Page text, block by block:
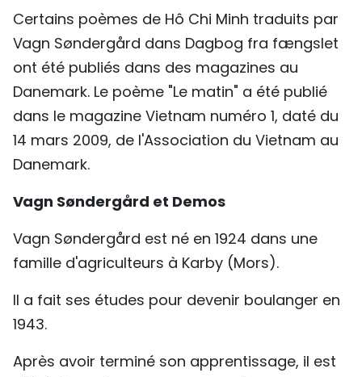
Certains poèmes de Hô Chi Minh traduits par
Vagn Søndergård dans Dagbog fra fængslet
ont été publiés dans des magazines au
Danemark. Le poème "Le matin" a été publié
dans le magazine Vietnam numéro 1, daté du
14 mars 2009, de l'Association du Vietnam au
Danemark.
Vagn Søndergård et Demos
Vagn Søndergård est né en 1924 dans une
famille d'agriculteurs à Karby (Mors).
Il a fait ses études pour devenir boulanger en
1943.
Après avoir terminé son apprentissage, il est